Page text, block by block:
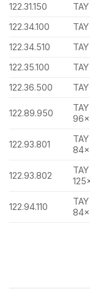
122.31.150
122.34.100
122.34.510
122.35.100
122.36.500
122.89.950
122.93.801
122.93.802
122.94.110